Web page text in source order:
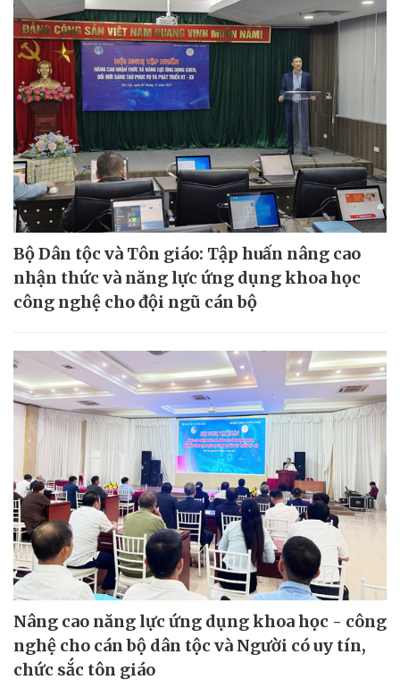
Bộ Dân tộc và Tôn giáo: Tập huấn nâng cao
nhận thức và năng lực ứng dụng khoa học
công nghệ cho đội ngũ cán bộ
Nâng cao năng lực ứng dụng khoa học - công
nghệ cho cán bộ dân tộc và Người có uy tín,
chức sắc tôn giáo